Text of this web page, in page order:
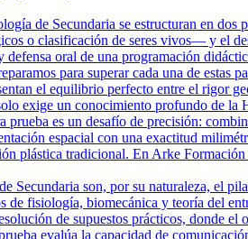
de Secundaria se estructuran en
o clasificación de seres vivos— y el
oral de una programación
para superar cada una de estas
el equilibrio perfecto entre el rigor
exige un conocimiento profundo de la
es un desafío de precisión:
espacial con una exactitud
plástica tradicional. En Arke
Secundaria son, por su naturaleza, el
fisiología, biomecánica y teoría del
de supuestos prácticos, donde
evalúa la capacidad de